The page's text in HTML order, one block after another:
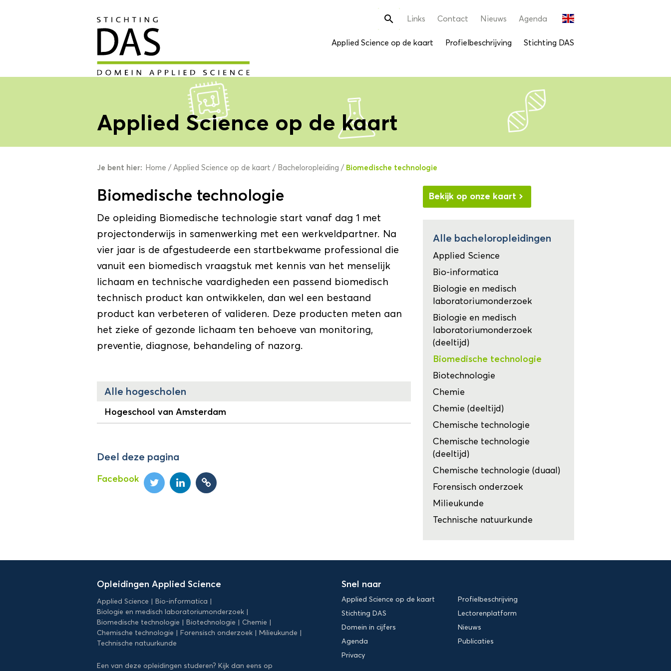
Zoek
naar:
 Links Contact Nieuws Agenda
Applied Science op de kaart Profielbeschrijving Stichting DAS
Applied Science op de kaart
Je bent hier: Home / Applied Science op de kaart / Bacheloropleiding / Biomedische technologie
Biomedische technologie
De opleiding Biomedische technologie start vanaf dag 1 met
projectonderwijs in samenwerking met een werkveldpartner. Na
vier jaar is de afgestudeerde een startbekwame professional die
vanuit een biomedisch vraagstuk met kennis van het menselijk
lichaam en technische vaardigheden een passend biomedisch
technisch product kan ontwikkelen, dan wel een bestaand
product kan verbeteren of valideren. Deze producten meten aan
het zieke of gezonde lichaam ten behoeve van monitoring,
preventie, diagnose, behandeling of nazorg.
Alle hogescholen
Hogeschool van Amsterdam
Deel deze pagina
Facebook
Bekijk op onze kaart
Alle bacheloropleidingen
Applied Science
Bio-informatica
Biologie en medisch
laboratoriumonderzoek
Biologie en medisch
laboratoriumonderzoek
(deeltijd)
Biomedische technologie
Biotechnologie
Chemie
Chemie (deeltijd)
Chemische technologie
Chemische technologie
(deeltijd)
Chemische technologie (duaal)
Forensisch onderzoek
Milieukunde
Technische natuurkunde
Opleidingen Applied Science
Applied Science
Bio-informatica
Biologie en medisch laboratoriumonderzoek
Biomedische technologie
Biotechnologie
Chemie
Chemische technologie
Forensisch onderzoek
Milieukunde
Technische natuurkunde
Een van deze opleidingen studeren? Kijk dan eens op
Snel naar
Applied Science op de kaart
Profielbeschrijving
Stichting DAS
Lectorenplatform
Domein in cijfers
Nieuws
Agenda
Publicaties
Privacy